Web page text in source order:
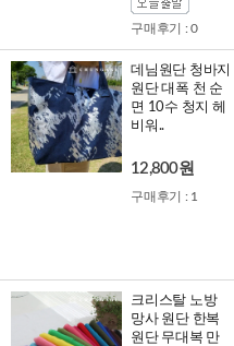
구매후기 : 0
데님원단 청바지
원단 대폭 천 순
면 10수 청지 헤
비워..
12,800원
구매후기 : 1
크리스탈 노방
망사 원단 한복
원단 무대복 만